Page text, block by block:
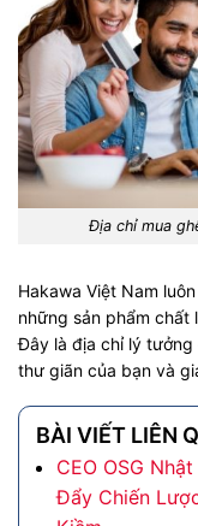
Địa chỉ mua
Hakawa Việt Nam
những sản phẩm chất
Đây là địa chỉ lý tưởng
thư giãn của bạn và
BÀI VIẾT LIÊN
CEO OSG
Đẩy Chiến